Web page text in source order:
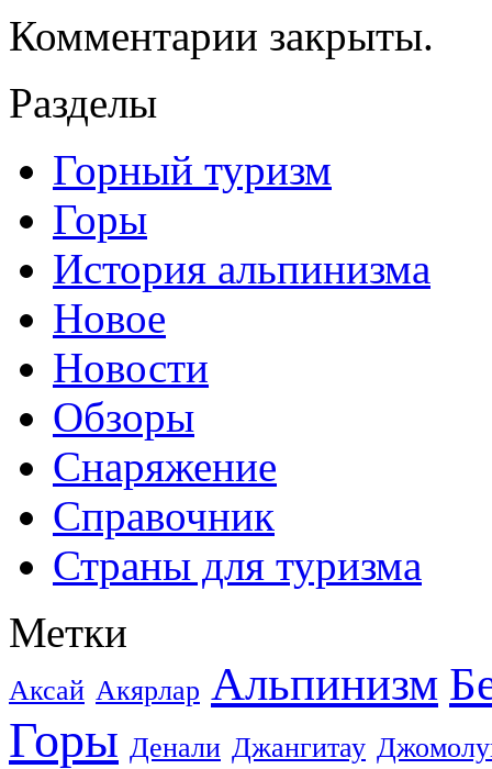
Комментарии закрыты.
Разделы
Горный туризм
Горы
История альпинизма
Новое
Новости
Обзоры
Снаряжение
Справочник
Страны для туризма
Метки
Аксай Акярлар Альпинизм
Горы Денали Джангитау